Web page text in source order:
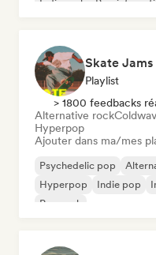
Indie rock Pop
Playlist
> 1800 feedbacks
Alternative rock
Hyperpop
Ajouter dans ma/mes
Psychedelic pop
Hyperpop
Indie pop
Pop rock